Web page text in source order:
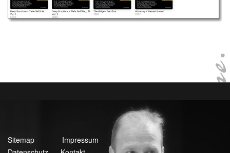
Sitemap
Impressum